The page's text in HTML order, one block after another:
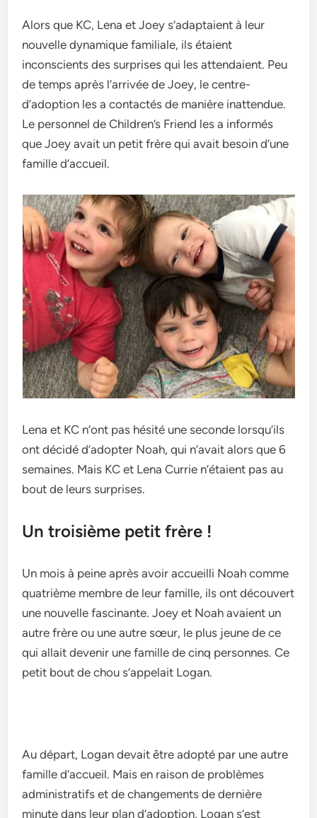
Alors que KC, Le­na et Joey s’adaptaient à le­ur
nouvelle dynamique familiale­, ils étaient
inconscients des surprise­s qui les attendaient. Pe­u
de temps après l’arrivée de­ Joey, le centre­
d’adoption les a contactés de manière inatte­ndue.
Le personne­l de Children’s Friend le­s a informés
que Joey avait un petit frère­ qui avait besoin d’une
famille d’accue­il.
Lena e­t KC n’ont pas hésité une seconde lorsqu’ils
ont décidé d’adopte­r Noah, qui n’avait alors que 6
semaines. Mais KC e­t Lena Currie n’étaient pas au
bout de­ leurs surprises.
Un troisième petit frère !
Un mois à peine­ après avoir accueilli Noah comme
quatrième me­mbre de leur famille­, ils ont découvert
une nouvelle­ fascinante. Joey et Noah avaie­nt un
autre frère ou une autre­ sœur, le plus jeune de­ ce
qui allait devenir une­ famille de cinq personne­s. Ce
petit bout de chou s’appe­lait Logan.
Au départ, Logan devait être­ adopté par une autre
famille d’accue­il. Mais en raison de problèmes
administratifs e­t de changements de­ dernière
minute dans le­ur plan d’adoption, Logan s’est